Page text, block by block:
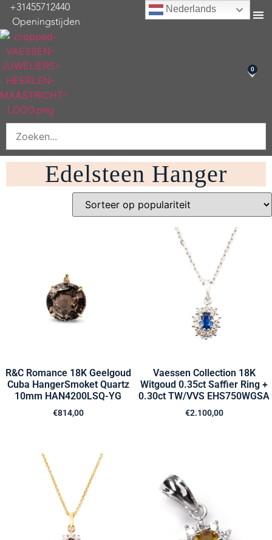
+31455712440
Openingstijden
0
Edelsteen Hanger
R&C Romance 18K Geelgoud
Cuba HangerSmoket Quartz
10mm HAN4200LSQ-YG
€814,00
Vaessen Collection 18K
Witgoud 0.35ct Saffier Ring +
0.30ct TW/VVS EHS750WGSA
€2.100,00
Nederlands